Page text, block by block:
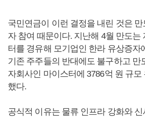
국민연금이 이런 결정을 내린 것은
자 참여 때문이다. 지난해 4월 만도는
터를 경유해 모기업인 한라 유상증자
기존 주주들의 반대에도 불구하고 만
자회사인 마이스터에 3786억 원 규모
했다.
공식적 이유는 물류 인프라 강화와